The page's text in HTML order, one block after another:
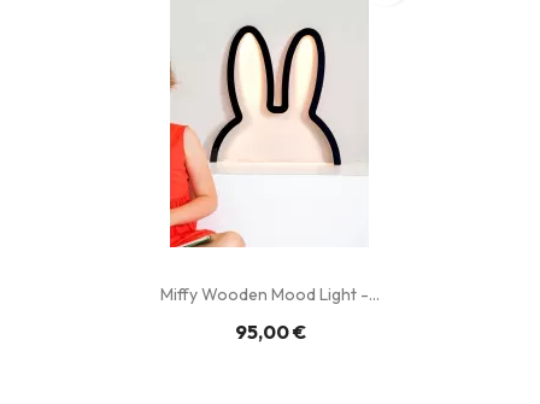
Miffy Wooden Mood Light -...
95,00 €